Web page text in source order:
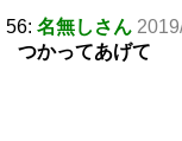
56: 名無しさん
つかってあげて